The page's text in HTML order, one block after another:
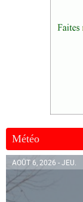
Météo
AOÛT 6, 2026 - JEU.